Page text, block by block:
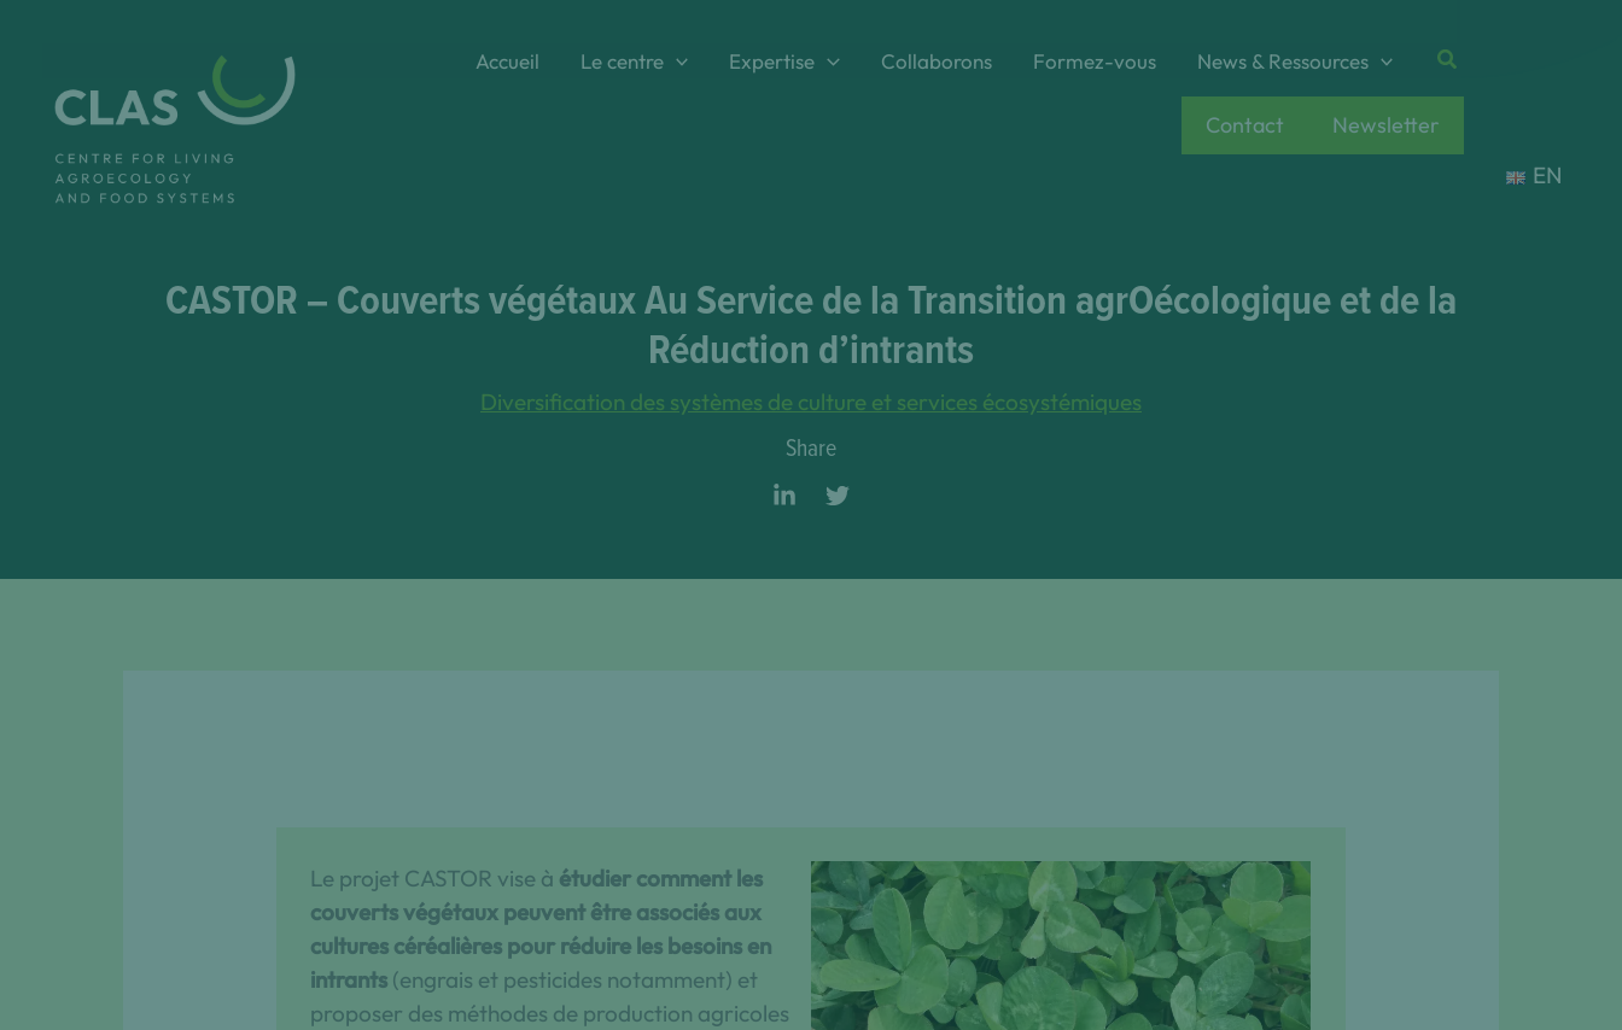
contenu
Accueil Le centre Expertise Collaborons Formez-vous News & Ressources Rechercher
Contact Newsletter
EN
CASTOR – Couverts végétaux Au Service de la Transition agrOécologique et de la
Réduction d’intrants
Diversification des systèmes de culture et services écosystémiques
Share
Le projet CASTOR vise à étudier comment les
couverts végétaux peuvent être associés aux
cultures céréalières pour réduire les besoins en
intrants (engrais et pesticides notamment) et
proposer des méthodes de production agricoles